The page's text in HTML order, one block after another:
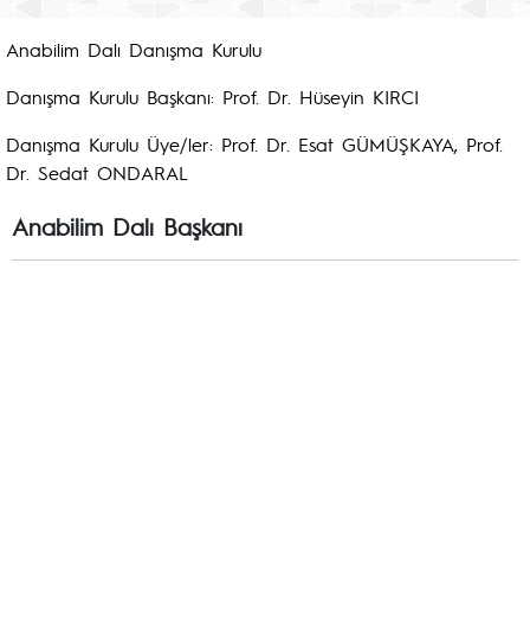
Anabilim Dalı Danışma Kurulu
Danışma Kurulu Başkanı: Prof. Dr. Hüseyin KIRCI
Danışma Kurulu Üye/ler: Prof. Dr. Esat GÜMÜŞKAYA, Prof.
Dr. Sedat ONDARAL
Anabilim Dalı Başkanı